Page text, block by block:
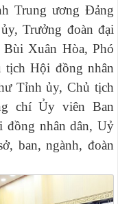
Trung ương Đảng
Trưởng đoàn đại
Xuân Hòa, Phó
Hội đồng nhân
Tỉnh ủy, Chủ tịch
chí Ủy viên Ban
nhân dân, Uỷ
ban, ngành, đoàn